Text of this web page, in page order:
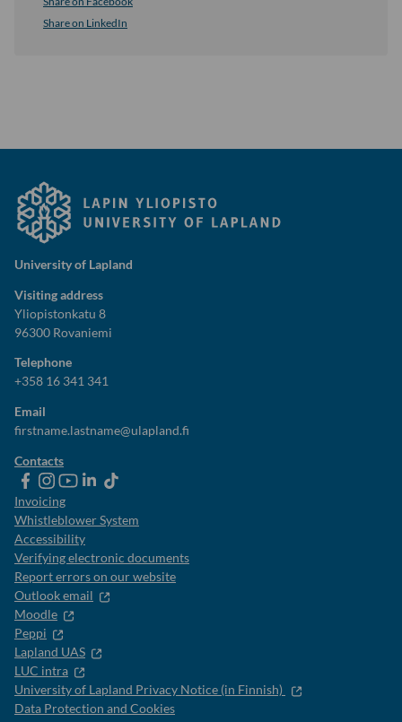
Share on LinkedIn
University of Lapland
Visiting address
Yliopistonkatu 8
96300 Rovaniemi
Telephone
+358 16 341 341
Email
firstname.lastname@ulapland.fi
Contacts
ulapland
universityoflapland
ulaplandUniversity
Lapland
ulapland
Invoicing
Whistleblower System
Accessibility
Verifying electronic documents
Report errors on our website
Outlook email
Moodle
Peppi
Lapland UAS
LUC intra
University of Lapland Privacy Notice (in Finnish)
Data Protection and Cookies